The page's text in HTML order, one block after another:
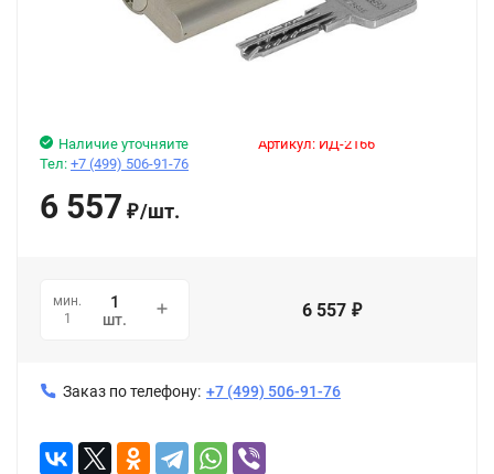
Артикул: ИД-2166
Наличие уточняйте
Тел: +7 (499) 506-91-76
6 557 ₽/шт.
мин.
1
шт. 6 557 ₽
Заказ по телефону: +7 (499) 506-91-76